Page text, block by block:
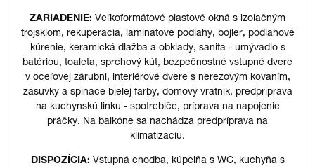
ZARIADENIE: Veľkoformátové plastové okná s izolačným
trojsklom, rekuperácia, laminátové podlahy, bojler, podlahové
kúrenie, keramická dlažba a obklady, sanita - umývadlo s
batériou, toaleta, sprchový kút, bezpečnostné vstupné dvere
v oceľovej zárubni, interiérové dvere s nerezovým kovaním,
zásuvky a spínače bielej farby, domový vrátnik, predpríprava
na kuchynskú linku - spotrebiče, príprava na napojenie
práčky. Na balkóne sa nachádza predpríprava na
klimatizáciu.
DISPOZÍCIA: Vstupná chodba, kúpelňa s WC, kuchyňa s